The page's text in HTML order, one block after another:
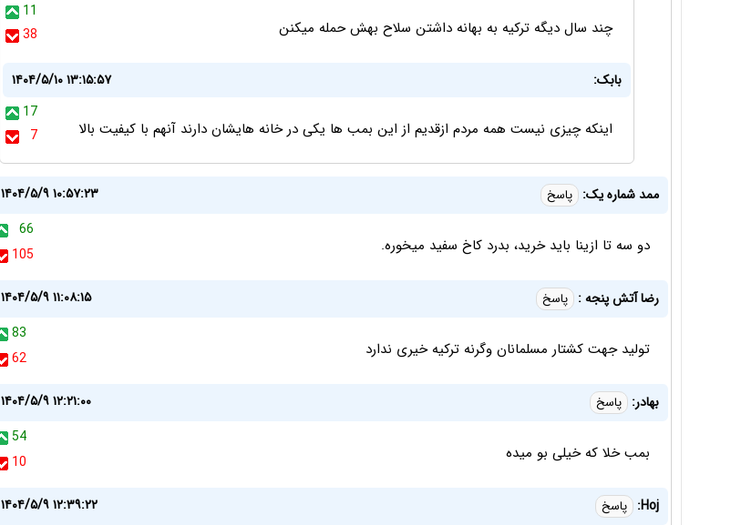
11
38
چند سال دیگه ترکیه به بهانه داشتن سلاح بهش حمله میکنن
بابک:
۱۴۰۴/۵/۱۰ ۱۳:۱۵:۵۷
17
7
اینکه چیزی نیست همه مردم ازقدیم از این بمب ها یکی در خانه هایشان دارند آنهم با کیفیت بالا
ممد شماره یک: پاسخ
۱۴۰۴/۵/۹ ۱۰:۵۷:۲۳
66
105
دو سه تا ازینا باید خرید، بدرد کاخ سفید میخوره.
رضا آتش پنجه : پاسخ
۱۴۰۴/۵/۹ ۱۱:۰۸:۱۵
83
62
تولید جهت کشتار مسلمانان وگرنه ترکیه خیری ندارد
بهادر: پاسخ
۱۴۰۴/۵/۹ ۱۲:۲۱:۰۰
54
10
بمب خلا که خیلی بو میده
Hoj: پاسخ ۱۴۰۴/۵/۹ ۱۲:۳۹:۲۲